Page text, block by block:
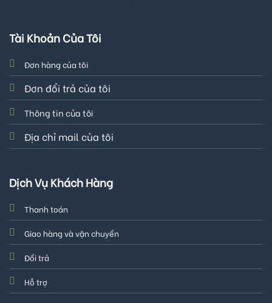
Tài Khoản Của Tôi
Đơn hàng của tôi
Đơn đổi trả của tôi
Thông tin của tôi
Địa chỉ mail của tôi
Dịch Vụ Khách Hàng
Thanh toán
Giao hàng và vận chuyển
Đổi trả
Hỗ trợ